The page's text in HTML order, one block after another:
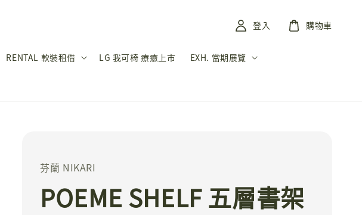
RENTAL 軟裝租借 LG 我可椅 療癒上市 EXH. 當期展覽
登入 購物車
芬蘭 NIKARI
POEME SHELF 五層書架